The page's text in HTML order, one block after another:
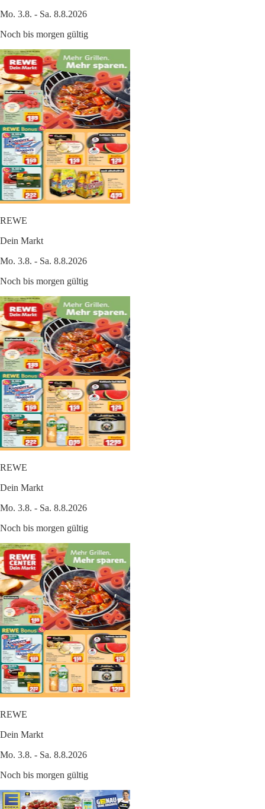
Mo. 3.8. - Sa. 8.8.2026
Noch bis morgen gültig
REWE
Dein Markt
Mo. 3.8. - Sa. 8.8.2026
Noch bis morgen gültig
REWE
Dein Markt
Mo. 3.8. - Sa. 8.8.2026
Noch bis morgen gültig
REWE
Dein Markt
Mo. 3.8. - Sa. 8.8.2026
Noch bis morgen gültig